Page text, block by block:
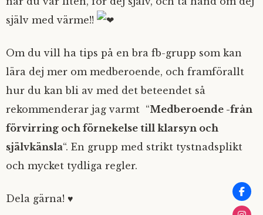
själv med värme!!
Om du vill ha tips på en bra fb-grupp som kan
lära dej mer om medberoende, och framförallt
hur du kan bli av med det beteendet så
rekommenderar jag varmt “Medberoende -från
förvirring och förnekelse till klarsyn och
självkänsla“. En grupp med strikt tystnadsplikt
och mycket tydliga regler.
Dela gärna! ♥